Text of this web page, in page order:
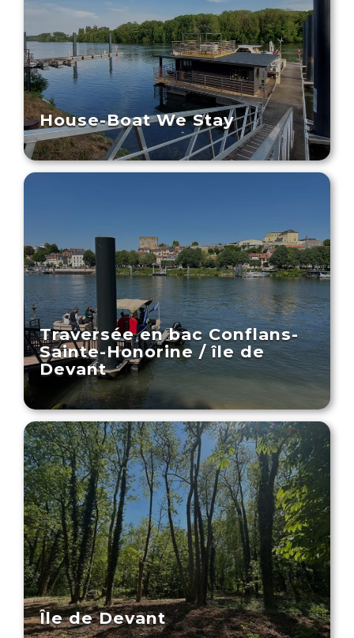
House-Boat We Stay
Traversée en bac Conflans-
Sainte-Honorine / île de
Devant
Île de Devant